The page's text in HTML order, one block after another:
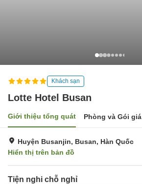
Khách sạn
Lotte Hotel Busan
Giới thiệu tổng quát Phòng và Gói giá
Huyện Busanjin, Busan, Hàn Quốc
Hiển thị trên bản đồ
Tiện nghi chỗ nghỉ